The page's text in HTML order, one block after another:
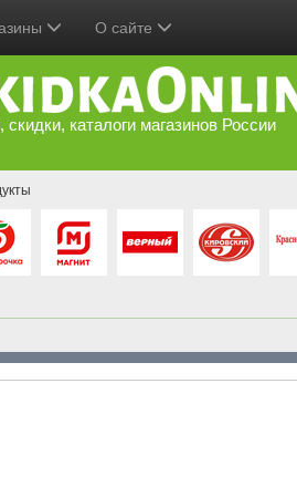
О сайте
скидки, каталоги магазинов России